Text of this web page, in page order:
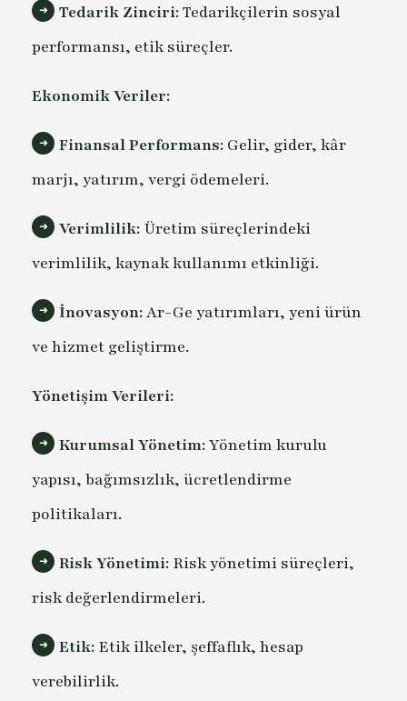
Tedarik Zinciri:Tedarikçilerin sosyal
performansı, etik süreçler.
Ekonomik Veriler:
Finansal Performans: Gelir, gider, kâr
marjı, yatırım, vergi ödemeleri.
Verimlilik: Üretim süreçlerindeki
verimlilik, kaynak kullanımı etkinliği.
İnovasyon:Ar-Ge yatırımları, yeni ürün
ve hizmet geliştirme.
Yönetişim Verileri:
Kurumsal Yönetim:Yönetim kurulu
yapısı, bağımsızlık, ücretlendirme
politikaları.
Risk Yönetimi: Risk yönetimi süreçleri,
risk değerlendirmeleri.
Etik: Etik ilkeler, şeffaflık, hesap
verebilirlik.